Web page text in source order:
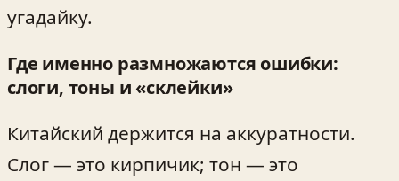
угадайку.
Где именно размножаются ошибки:
слоги, тоны и «склейки»
Китайский держится на аккуратности.
Слог — это кирпичик; тон — это